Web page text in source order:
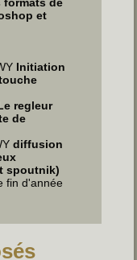
et
Initiation
regleur
de
diffusion
spoutnik)
fin d'année